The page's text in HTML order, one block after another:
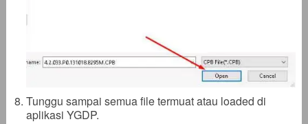
Tunggu sampai semua file termuat atau loaded di
aplikasi YGDP.